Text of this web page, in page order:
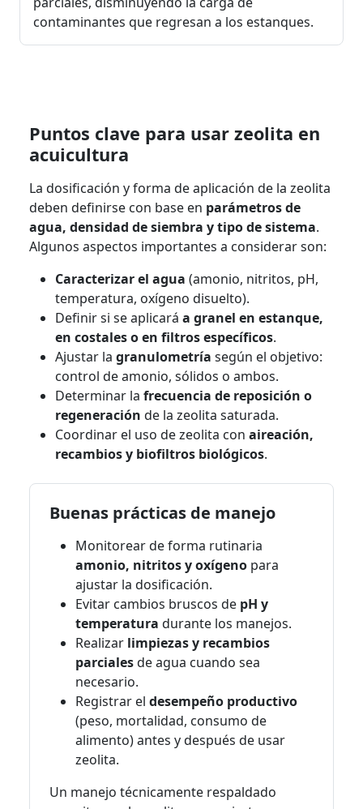
contaminantes que regresan a los estanques.
Puntos clave para usar zeolita en
acuicultura
La dosificación y forma de aplicación de la zeolita
deben definirse con base en parámetros de
agua, densidad de siembra y tipo de sistema.
Algunos aspectos importantes a considerar son:
Caracterizar el agua (amonio, nitritos, pH,
temperatura, oxígeno disuelto).
Definir si se aplicará a granel en estanque,
en costales o en filtros específicos.
Ajustar la granulometría según el objetivo:
control de amonio, sólidos o ambos.
Determinar la frecuencia de reposición o
regeneración de la zeolita saturada.
Coordinar el uso de zeolita con aireación,
recambios y biofiltros biológicos.
Buenas prácticas de manejo
Monitorear de forma rutinaria
amonio, nitritos y oxígeno para
ajustar la dosificación.
Evitar cambios bruscos de pH y
temperatura durante los manejos.
Realizar limpiezas y recambios
parcialesde agua cuando sea
necesario.
Registrar el desempeño productivo
(peso, mortalidad, consumo de
alimento) antes y después de usar
zeolita.
Un manejo técnicamente respaldado